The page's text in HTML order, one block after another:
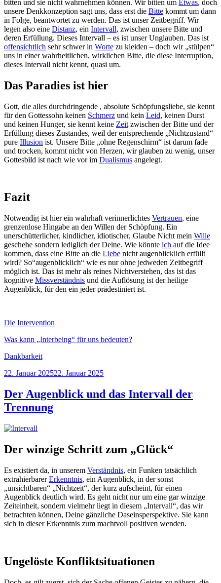
bitten und sie nicht wahrnehmen können. Wir bitten um Etwas, doch
unsere Denkkonzeption sagt uns, dass erst die Bitte kommt um dann
in Folge, beantwortet zu werden. Das ist unser Zeitbegriff. Wir
legen also eine Distanz, ein Intervall, zwischen unsere Bitte und
deren Erfüllung. Dieses Intervall – es ist unser Unglauben. Das ist
offensichtlich sehr schwer in Worte zu kleiden – doch wir „stülpen“
uns in einer wahrheitlichen, wirklichen Bitte, die diese Interruption,
dieses Intervall nicht kennt, quasi um.
Das Paradies ist hier
Gott, die alles durchdringende , absolute Schöpfungsliebe, sie kennt
für den Gottessohn keinen Schmerz und kein Leid, keinen Durst
und keinen Hunger, sie kennt keine Zeit zwischen der Bitte und der
Erfüllung dieses Zustandes, weil der entsprechende „Nichtzustand“
pure Illusion ist. Unsere Bitte „ohne Regenschirm“ ist darum fade
und trocken, kommt nicht von Herzen, wir glauben zu wenig, unser
Gottesbild ist nach wie vor im Dualismus angelegt.
Fazit
Notwendig ist hier ein wahrhaft verinnerlichtes Vertrauen, eine
grenzenlose Hingabe an den Willen der Schöpfung. Ein
unerschütterlicher, kindlicher, idiotischer, Glaube Nicht mein Wille
geschehe sondern lediglich der Deine. Wie könnte ich auf die Idee
kommen, dass eine Bitte an die Liebe nicht augenblicklich erfüllt
wird? So“augenblicklich“ wie es nur ohne jedweden Zeitbegriff
möglich ist. Das ist mehr als reines Nichtverstehen, das ist das
kognitive Missverständnis und die Auflösung ist der heilige
Augenblick, für den ein jeder prädestiniert ist.
Die Intervention
Was kann „Interbeing“ für uns bedeuten?
Dankbarkeit
Veröffentlicht
22. Januar 202522. Januar 2025
Der Augenblick und das Intervall der
Trennung
Der winzige Schritt zum „Glück“
Es existiert da, in unserem Verständnis, ein Funken tatsächlich
extrahierbarerErkenntnis, ein Augenblick, in der sonst
„unsichtbaren“ „Nichtzeit“, der kurz aufscheint, für einen
Augenblick deutlich wird. Es geht nicht nur um eine gar winzige
Zeiteinheit, sondern vielmehr liegt in diesem „Intervall“, das wir
betrachten können, Deine gänzliche Daseinsperspektive. Sie kann
sich in dieser Erkenntnis zum machtvoll positiven wenden.
Ungelöste Konfliktsituationen